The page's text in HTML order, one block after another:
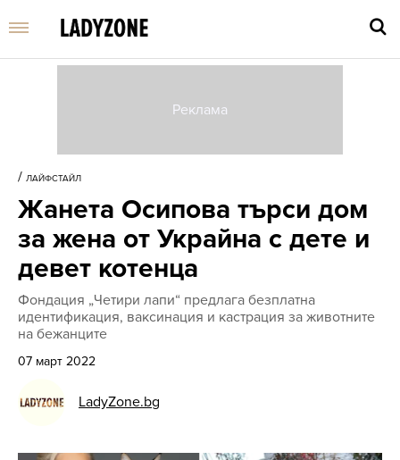
Enter
/ ЛАЙФСТАЙЛ
Жанета Осипова търси дом
за жена от Украйна с дете и
девет котенца
Фондация „Четири лапи“ предлага безплатна
идентификация, ваксинация и кастрация за животните
на бежанците
07 март 2022
LadyZone.bg